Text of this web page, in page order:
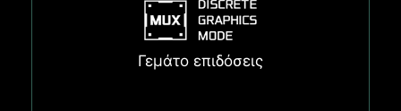
Γεμάτο επιδόσεις